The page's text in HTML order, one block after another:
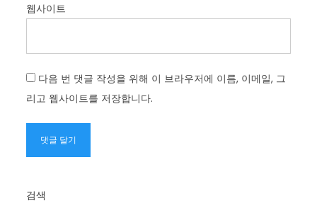
웹사이트
다음 번 댓글 작성을 위해 이 브라우저에 이름, 이메일, 그
리고 웹사이트를 저장합니다.
검색